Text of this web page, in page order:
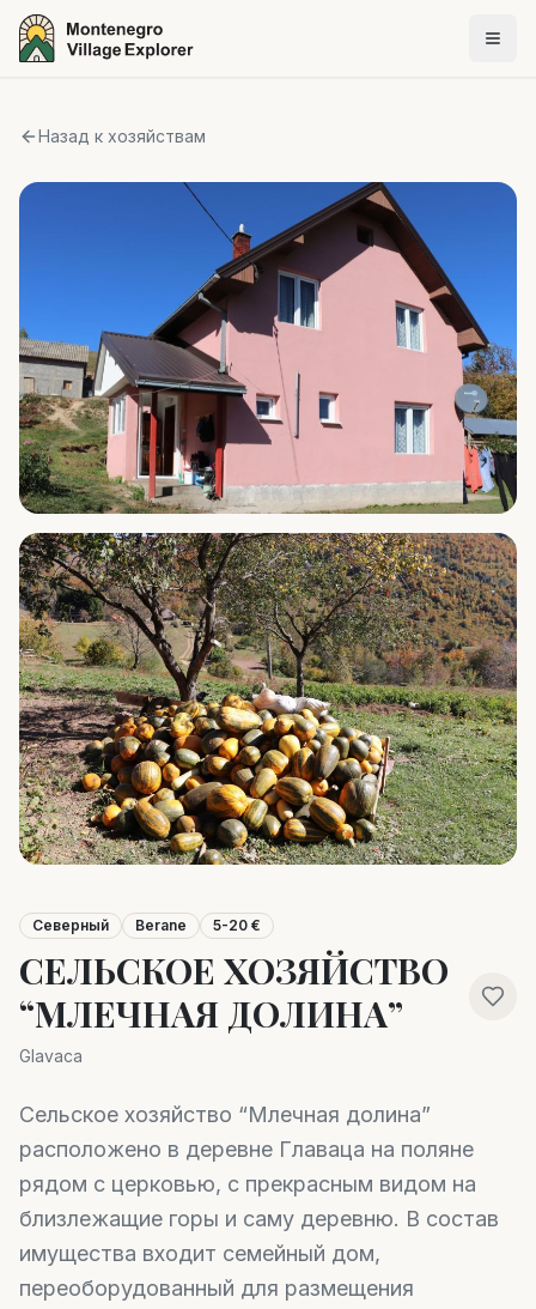
Назад к хозяйствам
Северный Berane 5-20 €
СЕЛЬСКОЕ ХОЗЯЙСТВО
“МЛЕЧНАЯ ДОЛИНА”
Glavaca
Сельское хозяйство “Млечная долина”
расположено в деревне Главаца на поляне
рядом с церковью, с прекрасным видом на
близлежащие горы и саму деревню. В состав
имущества входит семейный дом,
переоборудованный для размещения